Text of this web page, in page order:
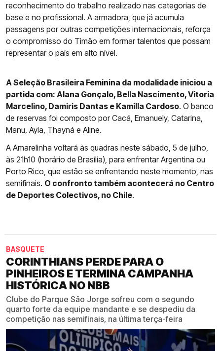
reconhecimento do trabalho realizado nas categorias de
base e no profissional. A armadora, que já acumula
passagens por outras competições internacionais, reforça
o compromisso do Timão em formar talentos que possam
representar o país em alto nível.
A Seleção Brasileira Feminina da modalidade iniciou a
partida com: Alana Gonçalo, Bella Nascimento, Vitoria
Marcelino, Damiris Dantas e Kamilla Cardoso. O banco
de reservas foi composto por Cacá, Emanuely, Catarina,
Manu, Ayla, Thayná e Aline.
A Amarelinha voltará às quadras neste sábado, 5 de julho,
às 21h10 (horário de Brasília), para enfrentar Argentina ou
Porto Rico, que estão se enfrentando neste momento, nas
semifinais. O confronto também acontecerá no Centro
de Deportes Colectivos, no Chile.
BASQUETE
CORINTHIANS PERDE PARA O
PINHEIROS E TERMINA CAMPANHA
HISTÓRICA NO NBB
Clube do Parque São Jorge sofreu com o segundo
quarto forte da equipe mandante e se despediu da
competição nas semifinais, na última terça-feira